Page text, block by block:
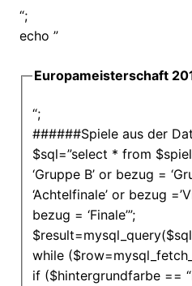
“;
echo ”
Europameisterschaft
“;
######Spiele aus der
$sql=”select * from
‘Gruppe B’ or bezug =
‘Achtelfinale’ or bezug
bezug = ‘Finale’”;
while
if ($hintergrundfarbe ==